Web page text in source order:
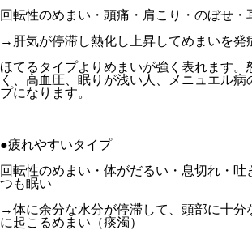
回転性のめまい・頭痛・肩こり・のぼせ・
→肝気が停滞し熱化し上昇してめまいを発
ほてるタイプよりめまいが強く表れます。
く、高血圧、眠りが浅い人、メニュエル病
プになります。
●疲れやすいタイプ
回転性のめまい・体がだるい・息切れ・吐
つも眠い
→体に余分な水分が停滞して、頭部に十分
に起こるめまい（痰濁）